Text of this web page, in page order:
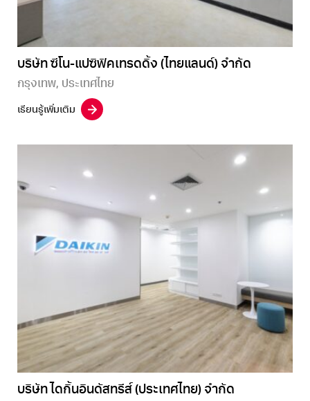
บริษัท ซีโน-แปซิฟิคเทรดดิ้ง (ไทยแลนด์) จำกัด
กรุงเทพ, ประเทศไทย
เรียนรู้เพิ่มเติม
บริษัท ไดกิ้นอินดัสทรีส์ (ประเทศไทย) จำกัด